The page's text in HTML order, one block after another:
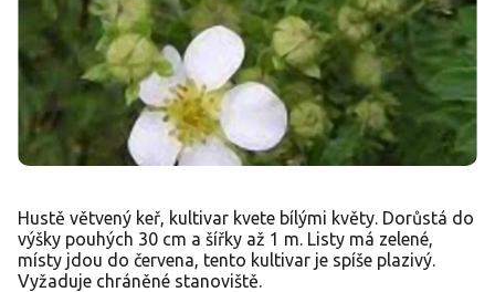
Hustě větvený keř, kultivar kvete bílými květy. Dorůstá do
výšky pouhých 30 cm a šířky až 1 m. Listy má zelené,
místy jdou do červena, tento kultivar je spíše plazivý.
Vyžaduje chráněné stanoviště.